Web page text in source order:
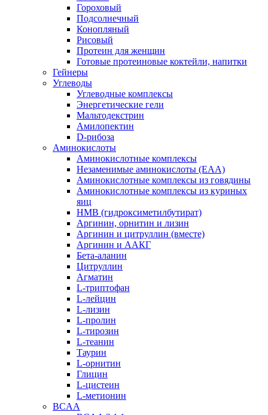
Гороховый
Подсолнечный
Конопляный
Рисовый
Протеин для женщин
Готовые протеиновые коктейли, напитки
Гейнеры
Углеводы
Углеводные комплексы
Энергетические гели
Мальтодекстрин
Амилопектин
D-рибоза
Аминокислоты
Аминокислотные комплексы
Незаменимые аминокислоты (EAA)
Аминокислотные комплексы из говядины
Аминокислотные комплексы из куриных
яиц
HMB (гидроксиметилбутират)
Аргинин, орнитин и лизин
Аргинин и цитруллин (вместе)
Аргинин и ААКГ
Бета-аланин
Цитруллин
Агматин
L-триптофан
L-лейцин
L-лизин
L-пролин
L-тирозин
L-теанин
Таурин
L-орнитин
Глицин
L-цистеин
L-метионин
BCAA